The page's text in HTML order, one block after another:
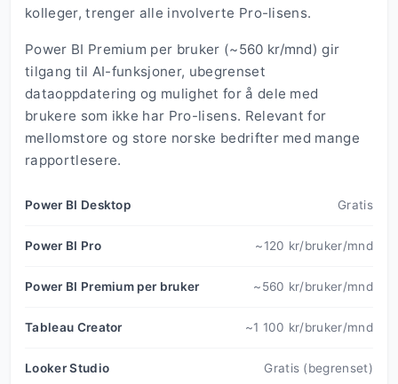
kolleger, trenger alle involverte Pro-lisens.
Power BI Premium per bruker (~560 kr/mnd) gir
tilgang til AI-funksjoner, ubegrenset
dataoppdatering og mulighet for å dele med
brukere som ikke har Pro-lisens. Relevant for
mellomstore og store norske bedrifter med mange
rapportlesere.
Power BI Desktop Gratis
Power BI Pro ~120 kr/bruker/mnd
Power BI Premium per bruker ~560 kr/bruker/mnd
Tableau Creator ~1 100 kr/bruker/mnd
Looker Studio Gratis (begrenset)